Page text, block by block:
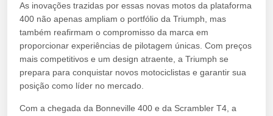
As inovações trazidas por essas novas motos da plataforma
400 não apenas ampliam o portfólio da Triumph, mas
também reafirmam o compromisso da marca em
proporcionar experiências de pilotagem únicas. Com preços
mais competitivos e um design atraente, a Triumph se
prepara para conquistar novos motociclistas e garantir sua
posição como líder no mercado.
Com a chegada da Bonneville 400 e da Scrambler T4, a